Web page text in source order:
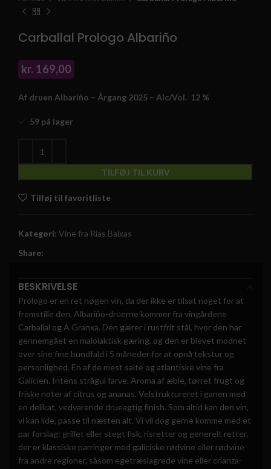
Carballal Prologo Albariño
kr. 169,00
Af druen Albariño – Årgang 2025 – Alc/Vol. 12 %
59 på lager
TILFØJ TIL KURV
Tilføj til favoritliste
Kategori: Vine fra Rias Baixas
Share:
BESKRIVELSE
Prólogo er en ret nøgen vin, da der ikke er tilsat noget for at
fremstille den. Albariño-druerne kommer fra vingårdene
Carballal og A Granxa. Den gærer i rustfrit stål, hvor den har
gennemgået en malolaktisk gæring, og den er blevet modnet
over sine fine bundfald i 5 måneder for at opnå tekstur og
personlighed. En af de mest salte og atlantiske vine fra
Galicien. Intens strågul farve. Aroma af æble, tørret frugt og
friske noter af citrus og ananas. Velstruktureret i ganen med
en delikat, vedvarende drueagtig finish. Som altid kan den vin,
vi kan lide, passe til næsten alt. Vi vil dog gerne komme med et
par forslag: grillet eller stegt fisk, risretter og generelt retter,
der er klassiske parringer med galiciske rødvine eller rødvine
fra andre regioner, såsom egetræslagrede vine eller crianza-